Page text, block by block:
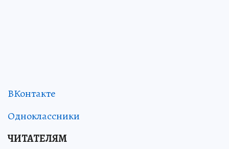
ВКонтакте
Одноклассники
ЧИТАТЕЛЯМ